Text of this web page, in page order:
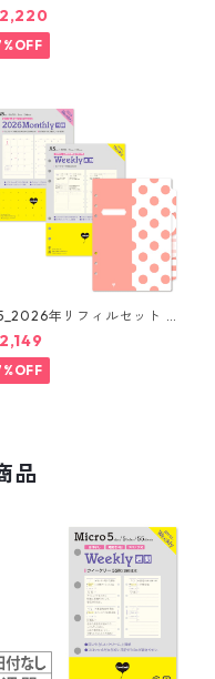
ト システム手帳 ★送料無
★
年リフィルセット シ
ム手帳 ★送料無料★
品